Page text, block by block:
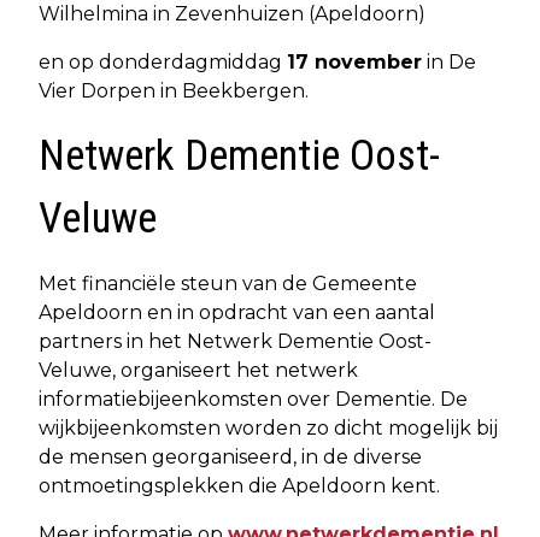
Wilhelmina in Zevenhuizen (Apeldoorn)
en op donderdagmiddag 17 november in De
Vier Dorpen in Beekbergen.
Netwerk Dementie Oost-
Veluwe
Met financiële steun van de Gemeente
Apeldoorn en in opdracht van een aantal
partners in het Netwerk Dementie Oost-
Veluwe, organiseert het netwerk
informatiebijeenkomsten over Dementie. De
wijkbijeenkomsten worden zo dicht mogelijk bij
de mensen georganiseerd, in de diverse
ontmoetingsplekken die Apeldoorn kent.